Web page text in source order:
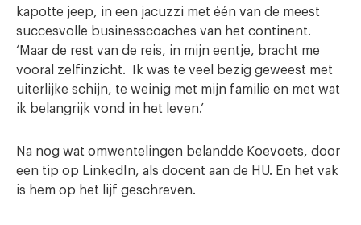
kapotte jeep, in een jacuzzi met één van de meest
succesvolle businesscoaches van het continent.
‘Maar de rest van de reis, in mijn eentje, bracht me
vooral zelfinzicht. Ik was te veel bezig geweest met
uiterlijke schijn, te weinig met mijn familie en met wat
ik belangrijk vond in het leven.’
Na nog wat omwentelingen belandde Koevoets, door
een tip op LinkedIn, als docent aan de HU. En het vak
is hem op het lijf geschreven.